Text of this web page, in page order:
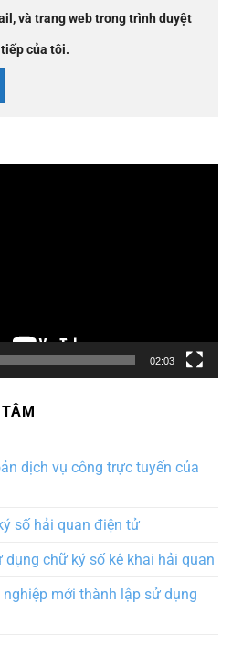
và trang web trong trình duyệt
của tôi.
02:03
dịch vụ công trực tuyến của
số hải quan điện tử
chữ ký số kê khai hải quan
mới thành lập sử dụng